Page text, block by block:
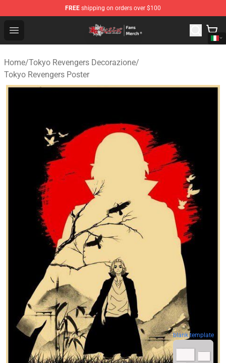
FREE shipping on orders over $100
Open menu
Tokyo Revengers Store - Official Tokyo Revengers
Home/Tokyo Revengers Decorazione/
Tokyo Revengers Poster
blank template